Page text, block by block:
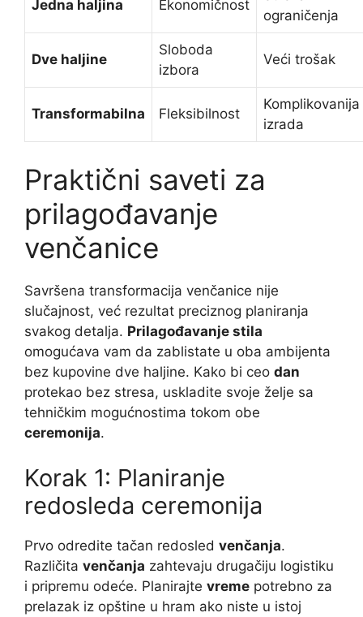
Jedna haljina Ekonomičnost
ograničenja
Dve haljine
Sloboda
izbora
Veći trošak
Transformabilna Fleksibilnost
Komplikovanija
izrada
Praktični saveti za
prilagođavanje
venčanice
Savršena transformacija venčanice nije
slučajnost, već rezultat preciznog planiranja
svakog detalja. Prilagođavanje stila
omogućava vam da zablistate u oba ambijenta
bez kupovine dve haljine. Kako bi ceo dan
protekao bez stresa, uskladite svoje želje sa
tehničkim mogućnostima tokom obe
ceremonija.
Korak 1: Planiranje
redosleda ceremonija
Prvo odredite tačan redosled venčanja.
Različita venčanja zahtevaju drugačiju logistiku
i pripremu odeće. Planirajte vreme potrebno za
prelazak iz opštine u hram ako niste u istoj